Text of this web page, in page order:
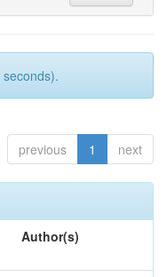
previous 1 next
Author(s)